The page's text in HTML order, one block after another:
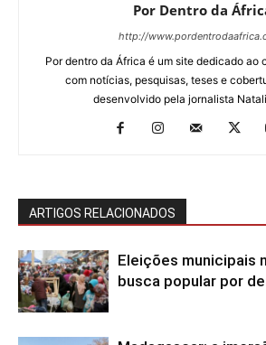
Por Dentro da
http://
Por dentro da África é um site dedicado ao
com notícias, pesquisas, teses e
desenvolvido pela jornalista
ARTIGOS RELACIONADOS
Eleições municipais
busca popular por